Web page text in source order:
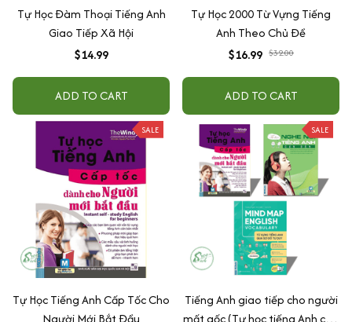
Tự Học Đàm Thoại Tiếng Anh
Giao Tiếp Xã Hội
$14.99
ADD TO CART
Tự Học 2000 Từ Vựng Tiếng
Anh Theo Chủ Đề
$16.99 $32.00
ADD TO CART
SALE
Tự Học Tiếng Anh Cấp Tốc Cho
Người Mới Bắt Đầu
SALE
Tiếng Anh giao tiếp cho người
mất gốc (Tự học tiếng Anh cấp